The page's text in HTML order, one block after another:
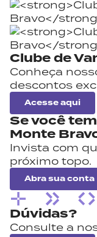
Clube de
Conheça
descontos
Acesse aqui
Se você tem
Monte
Invista com
próximo topo.
Abra sua conta
Dúvidas?
Consulte a